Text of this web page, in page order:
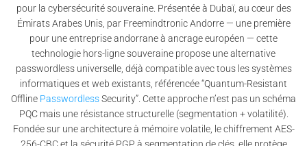
pour la cybersécurité souveraine. Présentée à Dubaï, au cœur des
Émirats Arabes Unis, par Freemindtronic Andorre — une première
pour une entreprise andorrane à ancrage européen — cette
technologie hors-ligne souveraine propose une alternative
passwordless universelle, déjà compatible avec tous les systèmes
informatiques et web existants, référencée “Quantum-Resistant
Offline PasswordlessSecurity”. Cette approche n’est pas un schéma
PQC mais une résistance structurelle (segmentation + volatilité).
Fondée sur une architecture à mémoire volatile, le chiffrement AES-